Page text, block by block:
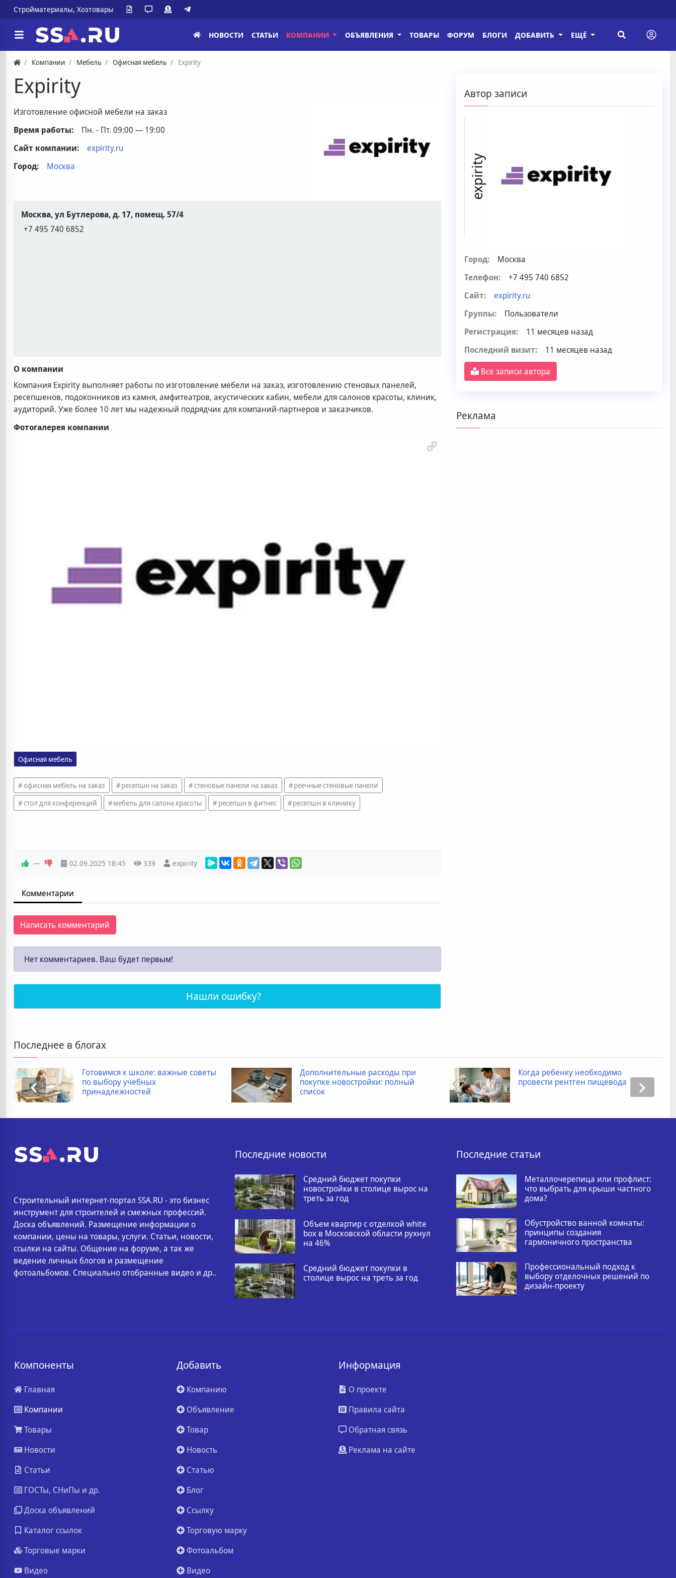
Стройматериалы, Хозтовары
НОВОСТИ СТАТЬИ КОМПАНИИ ОБЪЯВЛЕНИЯ ТОВАРЫ ФОРУМ БЛОГИ ДОБАВИТЬ ЕЩЁ
Компании Мебель Офисная мебель Expirity
Expirity
Изготовление офисной мебели на заказ
Время работы:
Пн. - Пт. 09:00 — 19:00
Сайт компании:
expirity.ru
Город:
Москва
Москва, ул Бутлерова, д. 17, помещ. 57/4
+7 495 740 6852
О компании
Компания Expirity выполняет работы по изготовление мебели на заказ, изготовлению стеновых панелей,
ресепшенов, подоконников из камня, амфитеатров, акустических кабин, мебели для салонов красоты, клиник,
аудиторий. Уже более 10 лет мы надежный подрядчик для компаний-партнеров и заказчиков.
Фотогалерея компании
Офисная мебель
офисная мебель на заказ ресепшн на заказ стеновые панели на заказ
реечные стеновые панели
стол для конференций
мебель для салона красоты ресепшн в фитнес ресепшн в клинику
— 02.09.2025 18:45 339 expirity
Комментарии
Написать комментарий
Нет комментариев. Ваш будет первым!
Нашли ошибку?
Автор записи
expirity
Город:
Москва
Телефон:
+7 495 740 6852
Сайт:
expirity.ru
Группы:
Пользователи
Регистрация:
11 месяцев назад
Последний визит:
11 месяцев назад
Все записи автора
Реклама
Последнее в блогах
Дополнительные расходы при
покупке новостройки: полный
список
Когда ребенку необходимо
провести рентген пищевода
Промокоды для Яндекс Маркета:
как получить скидку при заказе
Строительный интернет-портал SSA.RU - это бизнес
инструмент для строителей и смежных профессий.
Доска объявлений. Размещение информации о
компании, цены на товары, услуги. Статьи, новости,
ссылки на сайты. Общение на форуме, а так же
ведение личных блогов и размещение
фотоальбомов. Специально отобранные видео и др..
Последние новости
Средний бюджет покупки
новостройки в столице вырос на
треть за год
Объем квартир с отделкой white
box в Московской области рухнул
на 46%
Средний бюджет покупки в
столице вырос на треть за год
Последние статьи
Металлочерепица или профлист:
что выбрать для крыши частного
дома?
Обустройство ванной комнаты:
принципы создания
гармоничного пространства
Профессиональный подход к
выбору отделочных решений по
дизайн-проекту
Компоненты
Главная
Компании
Товары
Новости
Статьи
ГОСТы, СНиПы и др.
Доска объявлений
Каталог ссылок
Торговые марки
Видео
Добавить
Компанию
Объявление
Товар
Новость
Статью
Блог
Ссылку
Торговую марку
Фотоальбом
Видео
Информация
О проекте
Правила сайта
Обратная связь
Реклама на сайте